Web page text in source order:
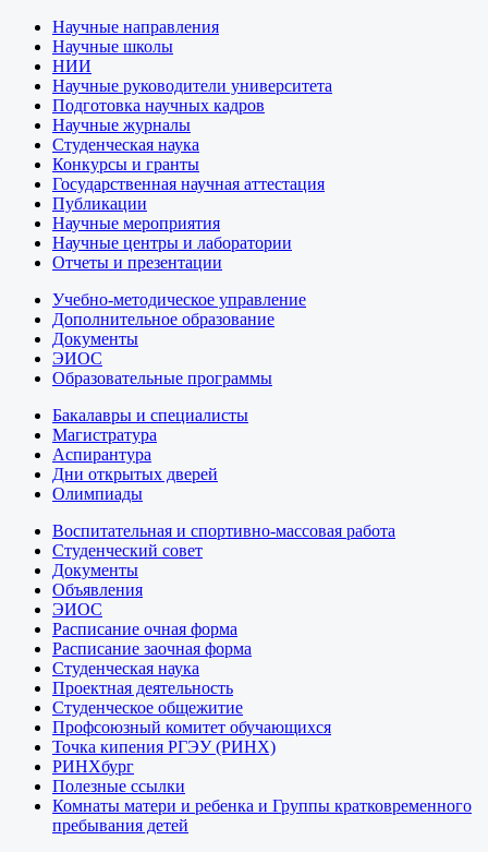
Научные направления
Научные школы
НИИ
Научные руководители университета
Подготовка научных кадров
Научные журналы
Студенческая наука
Конкурсы и гранты
Государственная научная аттестация
Публикации
Научные мероприятия
Научные центры и лаборатории
Отчеты и презентации
Учебно-методическое управление
Дополнительное образование
Документы
ЭИОС
Образовательные программы
Бакалавры и специалисты
Магистратура
Аспирантура
Дни открытых дверей
Олимпиады
Воспитательная и спортивно-массовая работа
Студенческий совет
Документы
Объявления
ЭИОС
Расписание очная форма
Расписание заочная форма
Студенческая наука
Проектная деятельность
Студенческое общежитие
Профсоюзный комитет обучающихся
Точка кипения РГЭУ (РИНХ)
РИНХбург
Полезные ссылки
Комнаты матери и ребенка и Группы кратковременного
пребывания детей